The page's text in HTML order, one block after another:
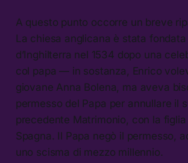
A questo punto occorre un breve
La chiesa anglicana è stata fondata
d’Inghilterra nel 1534 dopo una
col papa — in sostanza, Enrico
giovane Anna Bolena, ma aveva
permesso del Papa per annullare il
precedente Matrimonio, con la figlia
Spagna. Il Papa negò il permesso,
uno scisma di mezzo millennio.